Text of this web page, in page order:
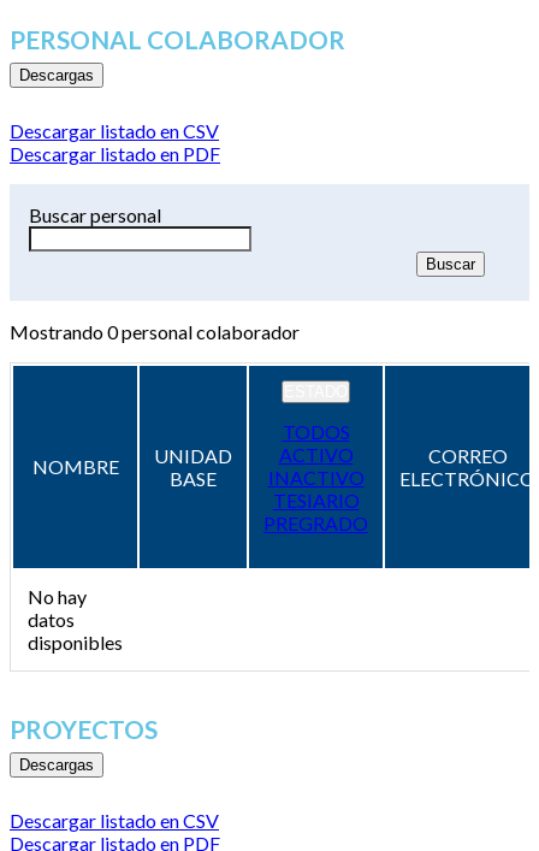
PERSONAL COLABORADOR
Descargas
Descargar listado en CSV
Descargar listado en PDF
Buscar personal
Mostrando0personal colaborador
NOMBRE
UNIDAD
BASE
TODOS
ACTIVO
INACTIVO
TESIARIO
PREGRADO
CORREO
ELECTRÓNICO
No hay
datos
disponibles
PROYECTOS
Descargas
Descargar listado en CSV
Descargar listado en PDF